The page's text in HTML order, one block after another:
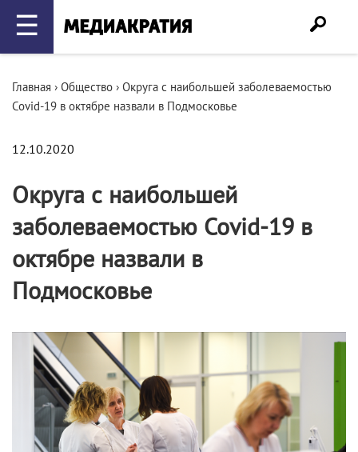
☰
Главная › Общество › Округа с наибольшей заболеваемостью
Covid-19 в октябре назвали в Подмосковье
12.10.2020
Округа с наибольшей
заболеваемостью Covid-19 в
октябре назвали в
Подмосковье